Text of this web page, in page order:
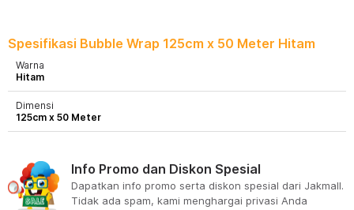
Spesifikasi Bubble Wrap 125cm x 50 Meter Hitam
Warna
Hitam
Dimensi
125cm x 50 Meter
Info Promo dan Diskon Spesial
Dapatkan info promo serta diskon spesial dari Jakmall.
Tidak ada spam, kami menghargai privasi Anda